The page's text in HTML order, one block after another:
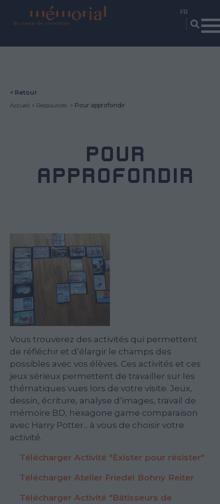
< Retour
Accueil
Ressources Pour approfondir
POUR
APPROFONDIR
Vous trouverez des activités qui permettent
de réfléchir et d’élargir le champs des
possibles avec vos élèves. Ces activités et ces
jeux sérieux permettent de travailler sur les
thématiques vues lors de votre visite. Jeux,
dessin, écriture, analyse d’images, travail de
mémoire BD, hexagone game comparaison
avec Harry Potter... à vous de choisir votre
activité.
Télécharger Activité "Exister pour résister"
Télécharger Atelier Friedel Bohny Reiter
Télécharger Activité "Bâtisseurs de